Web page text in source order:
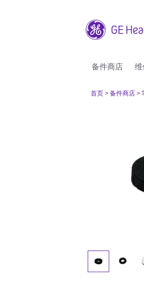
备件商店
首页 > 备件商店 >